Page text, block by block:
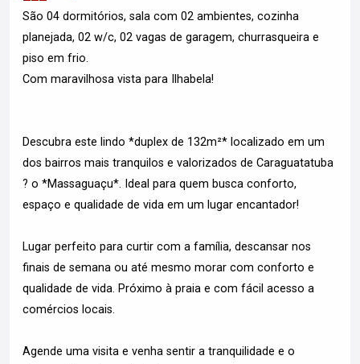
São 04 dormitórios, sala com 02 ambientes, cozinha
planejada, 02 w/c, 02 vagas de garagem, churrasqueira e
piso em frio.
Com maravilhosa vista para Ilhabela!
Descubra este lindo *duplex de 132m²* localizado em um
dos bairros mais tranquilos e valorizados de Caraguatatuba
? o *Massaguaçu*. Ideal para quem busca conforto,
espaço e qualidade de vida em um lugar encantador!
Lugar perfeito para curtir com a família, descansar nos
finais de semana ou até mesmo morar com conforto e
qualidade de vida. Próximo à praia e com fácil acesso a
comércios locais.
Agende uma visita e venha sentir a tranquilidade e o